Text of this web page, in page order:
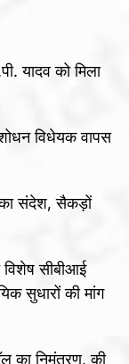
यादव को मिला
विधेयक वापस
का संदेश, सैकड़ों
विशेष सीबीआई
सुधारों की मांग
का निमंत्रण, की